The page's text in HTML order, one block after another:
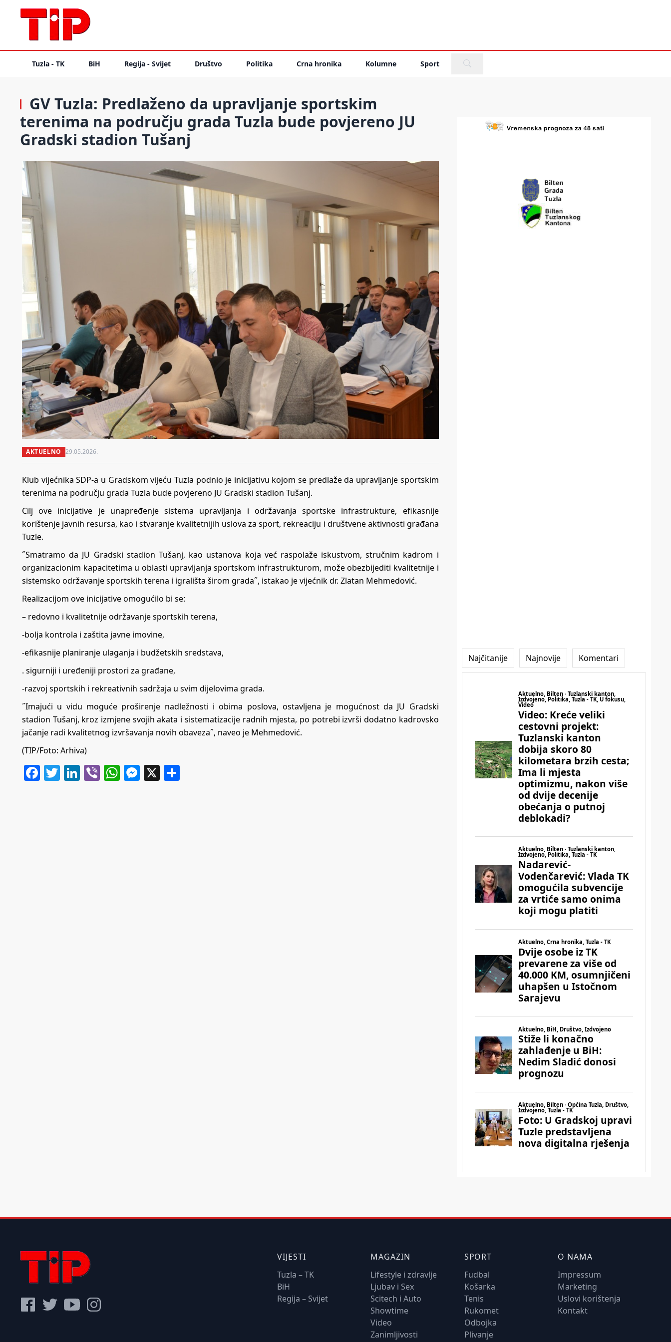
Tuzla - TK BiH Regija - Svijet Društvo Politika Crna hronika Kolumne Sport
GV Tuzla: Predlaženo da upravljanje sportskim
terenima na području grada Tuzla bude povjereno JU
Gradski stadion Tušanj
AKTUELNO 29.05.2026.
Klub vijećnika SDP-a u Gradskom vijeću Tuzla podnio je inicijativu kojom se predlaže da upravljanje sportskim
terenima na području grada Tuzla bude povjereno JU Gradski stadion Tušanj.
Cilj ove inicijative je unapređenje sistema upravljanja i održavanja sportske infrastrukture, efikasnije
korištenje javnih resursa, kao i stvaranje kvalitetnijih uslova za sport, rekreaciju i društvene aktivnosti građana
Tuzle.
˝Smatramo da JU Gradski stadion Tušanj, kao ustanova koja već raspolaže iskustvom, stručnim kadrom i
organizacionim kapacitetima u oblasti upravljanja sportskom infrastrukturom, može obezbijediti kvalitetnije i
sistemsko održavanje sportskih terena i igrališta širom grada˝, istakao je vijećnik dr. Zlatan Mehmedović.
Realizacijom ove inicijative omogućilo bi se:
– redovno i kvalitetnije održavanje sportskih terena,
-bolja kontrola i zaštita javne imovine,
-efikasnije planiranje ulaganja i budžetskih sredstava,
. sigurniji i uređeniji prostori za građane,
-razvoj sportskih i rekreativnih sadržaja u svim dijelovima grada.
˝Imajući u vidu moguće proširenje nadležnosti i obima poslova, ostavljena je mogućnost da JU Gradski
stadion Tušanj, kroz izmjene svojih akata i sistematizacije radnih mjesta, po potrebi izvrši dodatno kadrovsko
jačanje radi kvalitetnog izvršavanja novih obaveza˝, naveo je Mehmedović.
(TIP/Foto: Arhiva)
Facebook
Twitter
LinkedIn
ViberWhatsApp
Messenger
X
Najčitanije Najnovije Komentari
VIJESTI
Tuzla – TK
BiH
Regija – Svijet
MAGAZIN
Lifestyle i zdravlje
Ljubav i Sex
Scitech i Auto
Showtime
Video
Zanimljivosti
SPORT
Fudbal
Košarka
Tenis
Rukomet
Odbojka
Plivanje
O NAMA
Impressum
Marketing
Uslovi korištenja
Kontakt